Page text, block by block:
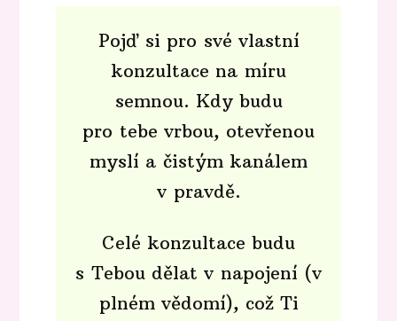
Pojď si pro své vlastní
konzultace na míru
semnou. Kdy budu
pro tebe vrbou, otevřenou
myslí a čistým kanálem
v pravdě.
Celé konzultace budu
s Tebou dělat v napojení (v
plném vědomí), což Ti